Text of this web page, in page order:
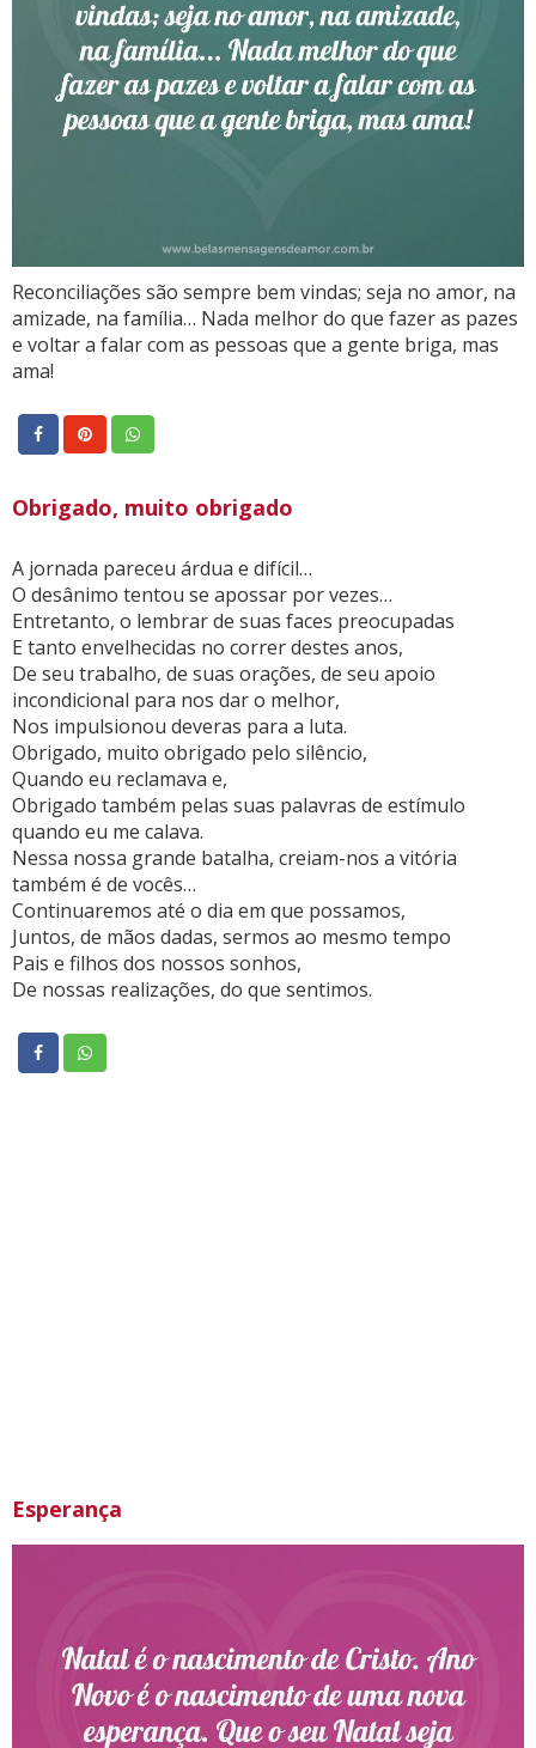
Reconciliações são sempre bem vindas; seja no amor, na
amizade, na família… Nada melhor do que fazer as pazes
e voltar a falar com as pessoas que a gente briga, mas
ama!
Obrigado, muito obrigado
A jornada pareceu árdua e difícil…
O desânimo tentou se apossar por vezes…
Entretanto, o lembrar de suas faces preocupadas
E tanto envelhecidas no correr destes anos,
De seu trabalho, de suas orações, de seu apoio
incondicional para nos dar o melhor,
Nos impulsionou deveras para a luta.
Obrigado, muito obrigado pelo silêncio,
Quando eu reclamava e,
Obrigado também pelas suas palavras de estímulo
quando eu me calava.
Nessa nossa grande batalha, creiam-nos a vitória
também é de vocês…
Continuaremos até o dia em que possamos,
Juntos, de mãos dadas, sermos ao mesmo tempo
Pais e filhos dos nossos sonhos,
De nossas realizações, do que sentimos.
Esperança